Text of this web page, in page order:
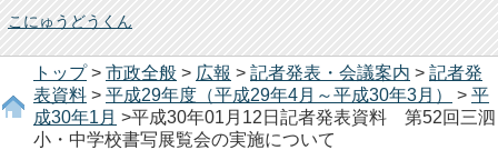
こにゅうどうくん
トップ> 市政全般 > 広報 > 記者発表・会議案内 > 記者発
表資料 > 平成29年度（平成29年4月～平成30年3月） > 平
成30年1月 >平成30年01月12日記者発表資料 第52回三泗
小・中学校書写展覧会の実施について